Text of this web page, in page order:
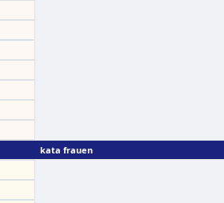
kata frauen